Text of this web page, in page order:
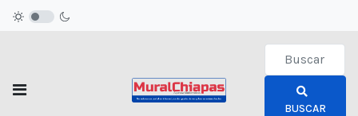
Type 2 or
BUSCAR